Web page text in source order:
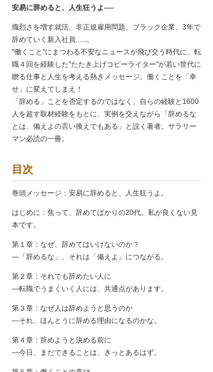
安易に辞めると、人生狂うよ----
熾烈さを増す就活、非正規雇用問題、ブラック企業、3年で
辞めていく新入社員......。
"働くこと"にまつわる不安なニュースが飛び交う時代に、転
職４回を経験した"たたき上げコピーライター"が若い世代に
贈る仕事と人生を考える熱きメッセージ。働くことを「幸
せ」に変えてしまえ！
「辞める」ことを否定するのではなく、自らの経験と1600
人を超す取材経験をもとに、実例を交えながら「辞めるな
とは、備えよの言い換えでもある」と説く著者。サラリー
マン必読の一冊。
目次
巻頭メッセージ：安易に辞めると、人生狂うよ。
はじめに：焦って、辞めてばかりの20代。私が良くない見
本です。
第１章：なぜ、辞めてはいけないのか？
—「辞めるな」、それは「備えよ」につながる。
第２章：それでも辞めたい人に
—転職でうまくいく人には、共通点があります。
第３章：なぜ人は辞めようと思うのか
—それ、ほんとうに辞める理由になるのかな。
第４章：辞めようと決める前に
—今日、まだできることは、きっとあるはず。